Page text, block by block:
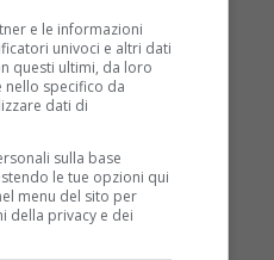
e le informazioni
univoci e altri dati
questi ultimi, da loro
nello specifico da
dati di
sulla base
le tue opzioni qui
menu del sito per
della privacy e dei